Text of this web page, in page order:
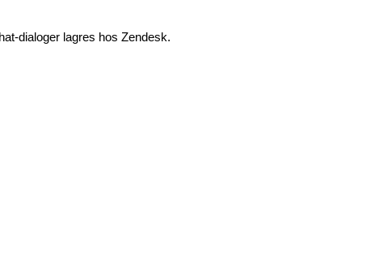
dialoger lagres hos Zendesk.